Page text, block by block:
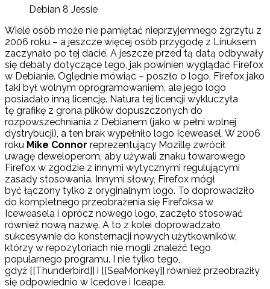
Debian 8 Jessie
Wiele osób może nie pamiętać nieprzyjemnego zgrzytu z
2006 roku – a jeszcze więcej osób przygodę z Linuksem
zaczynało po tej dacie. A jeszcze przed tą datą odbywały
się debaty dotyczące tego, jak powinien wyglądać Firefox
w Debianie. Oględnie mówiąc – poszło o logo. Firefox jako
taki był wolnym oprogramowaniem, ale jego logo
posiadało inną licencję. Natura tej licencji wykluczyła
tę grafikę z grona plików dopuszczonych do
rozpowszechniania z Debianem (jako w pełni wolnej
dystrybucji), a ten brak wypełniło logo Iceweasel. W 2006
roku Mike Connor reprezentujący Mozillę zwrócił
uwagę deweloperom, aby używali znaku towarowego
Firefox w zgodzie z innymi wytycznymi regulującymi
zasady stosowania. Innymi słowy, Firefox mógł
być łączony tylko z oryginalnym logo. To doprowadziło
do kompletnego przeobrażenia się Firefoksa w
Iceweasela i oprócz nowego logo, zaczęto stosować
również nową nazwę. A to z kolei doprowadzało
sukcesywnie do konsternacji nowych użytkowników,
którzy w repozytoriach nie mogli znaleźć tego
popularnego programu. I nie tylko tego,
gdyż [[Thunderbird]] i [[SeaMonkey]] również przeobraziły
się odpowiednio w Icedove i Iceape.